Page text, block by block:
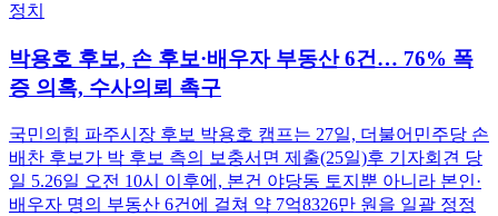
정치
박용호 후보, 손 후보·배우자 부동산 6건… 76% 폭
증 의혹, 수사의뢰 촉구
국민의힘 파주시장 후보 박용호 캠프는 27일, 더불어민주당 손
배찬 후보가 박 후보 측의 보충서면 제출(25일)후 기자회견 당
일 5.26일 오전 10시 이후에, 본건 야당동 토지뿐 아니라 본인·
배우자 명의 부동산 6건에 걸쳐 약 7억8326만 원을 일괄 정정